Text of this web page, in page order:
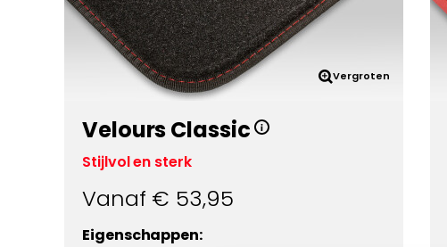
Vergroten
Velours Classic
Stijlvol en sterk
Vanaf € 53,95
Eigenschappen: